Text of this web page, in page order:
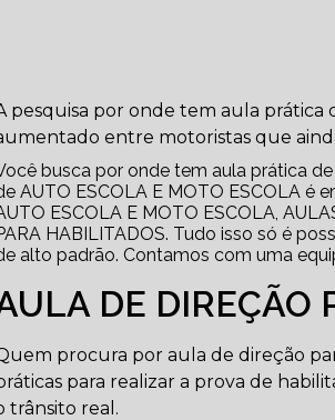
pesquisa por onde tem aula
entre motoristas que
busca por onde tem aula prática
AUTO ESCOLA E MOTO ESCOLA é
ESCOLA E MOTO ESCOLA,
HABILITADOS. Tudo isso só é
alto padrão. Contamos com uma
DE DIREÇÃO
procura por aula de direção
para realizar a prova de
trânsito real.